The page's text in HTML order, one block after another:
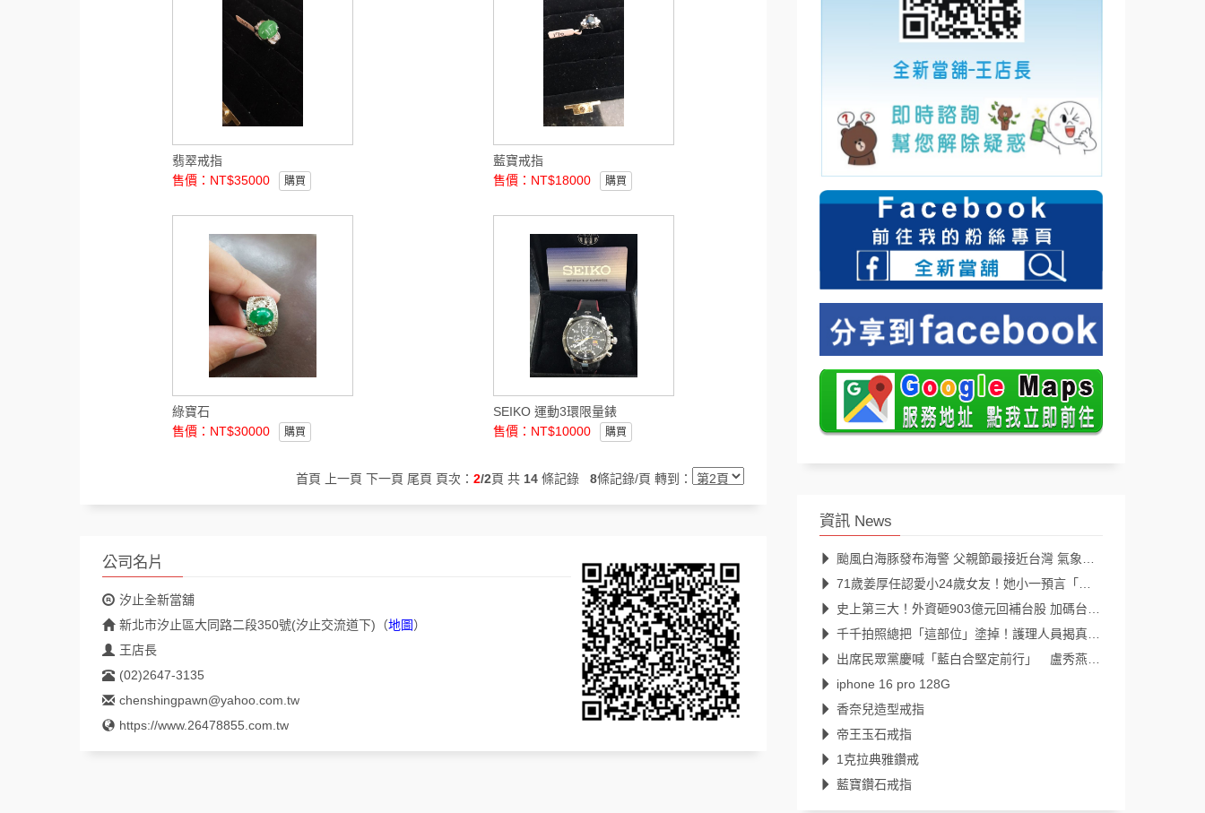
翡翠戒指
售價：NT$35000
購買
藍寶戒指
售價：NT$18000
購買
綠寶石
售價：NT$30000
購買
SEIKO 運動3環限量錶
售價：NT$10000
購買
首頁 上一頁 下一頁 尾頁 頁次： 2/2頁 共 14 條記錄 8條記錄/頁 轉到：
公司名片
汐止全新當舖
新北市汐止區大同路二段350號(汐止交流道下) （地圖）
王店長
(02)2647-3135
chenshingpawn@yahoo.com.tw
https://www.26478855.com.tw
資訊 News
颱風白海豚發布海警 父親節最接近台灣 氣象署說明最新颱風路徑、影響範圍
71歲姜厚任認愛小24歲女友！她小一預言「一定會再見」39年後成真
史上第三大！外資砸903億元回補台股 加碼台積電298億元
千千拍照總把「這部位」塗掉！護理人員揭真相：避免惹來不必要麻煩
出席民眾黨慶喊「藍白合堅定前行」 盧秀燕：2026全民倒閣，2028全民倒賴
iphone 16 pro 128G
香奈兒造型戒指
帝王玉石戒指
1克拉典雅鑽戒
藍寶鑽石戒指